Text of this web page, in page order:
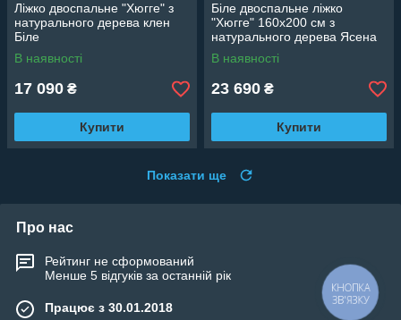
Ліжко двоспальне "Хюгге" з
натурального дерева клен
Біле
В наявності
17 090 ₴
Купити
Біле двоспальне ліжко
"Хюгге" 160х200 см з
натурального дерева Ясена
В наявності
23 690 ₴
Купити
Показати ще
Про нас
Рейтинг не сформований
Менше 5 відгуків за останній рік
Працює з 30.01.2018
КНОПКА
ЗВ'ЯЗКУ